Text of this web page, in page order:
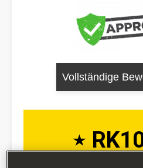
Vollständige